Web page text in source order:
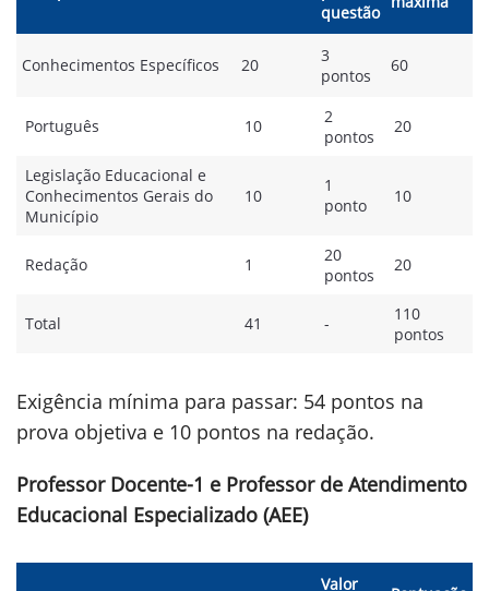
questão
Conhecimentos Específicos 20
3
pontos
60
Português 10
2
pontos
20
Legislação Educacional e
Conhecimentos Gerais do
Município
10
1
ponto
10
Redação 1
20
pontos
20
Total 41 -
110
pontos
Exigência mínima para passar: 54 pontos na
prova objetiva e 10 pontos na redação.
Professor Docente-1 e Professor de Atendimento
Educacional Especializado (AEE)
Valor